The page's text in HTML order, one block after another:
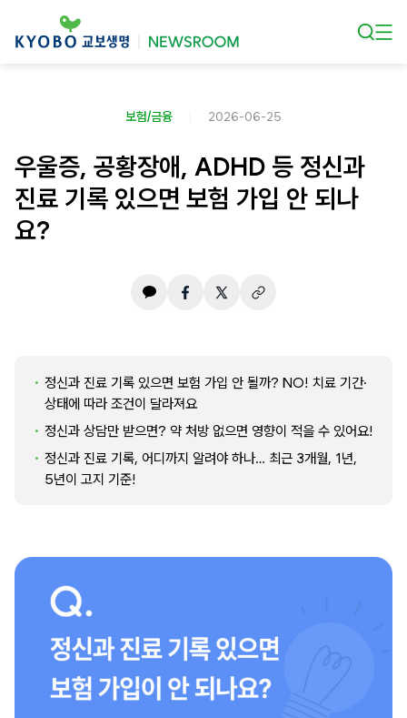
보험/금융 2026-06-25
우울증, 공황장애, ADHD 등 정신과
진료 기록 있으면 보험 가입 안 되나
요?
정신과 진료 기록 있으면 보험 가입 안 될까? NO! 치료 기간·
상태에 따라 조건이 달라져요
정신과 상담만 받으면? 약 처방 없으면 영향이 적을 수 있어요!
정신과 진료 기록, 어디까지 알려야 하나… 최근 3개월, 1년,
5년이 고지 기준!